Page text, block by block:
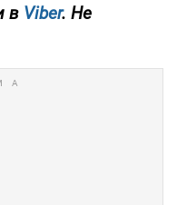
в Viber. Не